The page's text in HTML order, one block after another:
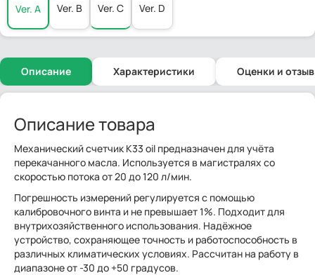
Ver. A Ver. B Ver. C Ver. D
Описание Характеристики Оценки и
Описание товара
Механический счетчик К33 oil предназначен для учёта
перекачанного масла. Используется в магистралях со
скоростью потока от 20 до 120 л/мин.
Погрешность измерений регулируется с помощью
калибровочного винта и не превышает 1%. Подходит для
внутрихозяйственного использования. Надёжное
устройство, сохраняющее точность и работоспособность в
различных климатических условиях. Рассчитан на работу в
диапазоне от -30 до +50 градусов.